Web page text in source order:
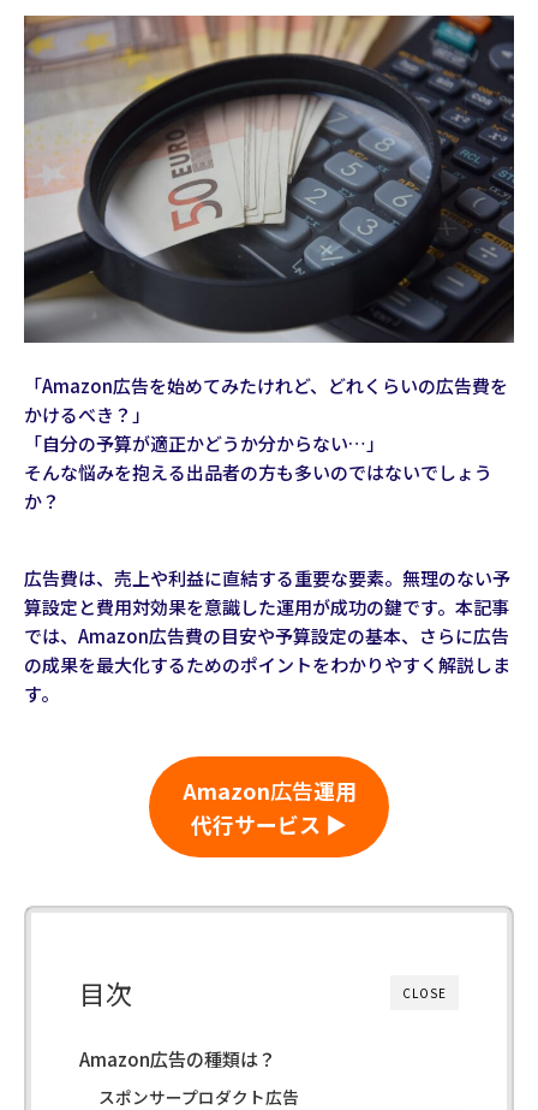
「Amazon広告を始めてみたけれど、どれくらいの広告費を
かけるべき？」
「自分の予算が適正かどうか分からない…」
そんな悩みを抱える出品者の方も多いのではないでしょう
か？
広告費は、売上や利益に直結する重要な要素。無理のない予
算設定と費用対効果を意識した運用が成功の鍵です。本記事
では、Amazon広告費の目安や予算設定の基本、さらに広告
の成果を最大化するためのポイントをわかりやすく解説しま
す。
Amazon広告運用
代行サービス ▶
CLOSE
目次
Amazon広告の種類は？
スポンサープロダクト広告